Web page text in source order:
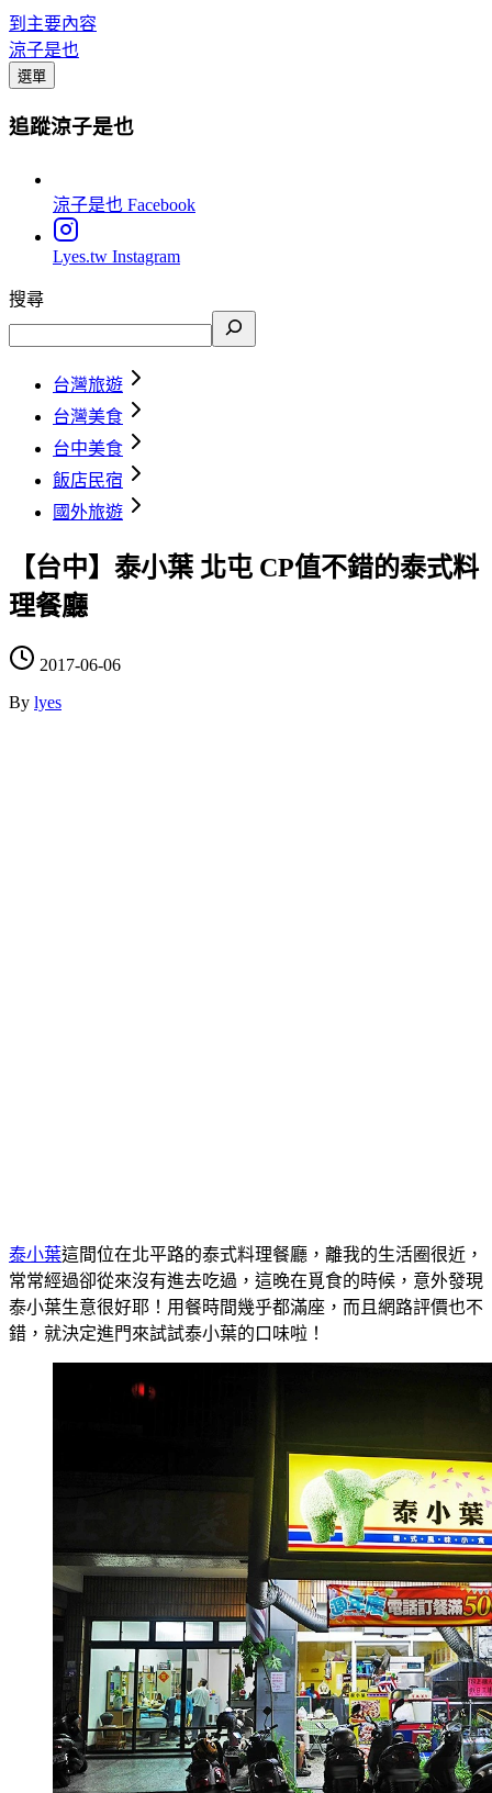
到主要內容
涼子是也
選單
追蹤涼子是也
涼子是也 Facebook
Lyes.tw Instagram
搜尋
台灣旅遊
台灣美食
台中美食
飯店民宿
國外旅遊
【台中】泰小葉 北屯 CP值不錯的泰式料
理餐廳
2017-06-06
By lyes
泰小葉這間位在北平路的泰式料理餐廳，離我的生活圈很近，
常常經過卻從來沒有進去吃過，這晚在覓食的時候，意外發現
泰小葉生意很好耶！用餐時間幾乎都滿座，而且網路評價也不
錯，就決定進門來試試泰小葉的口味啦！